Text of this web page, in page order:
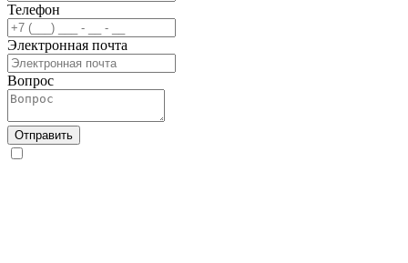
Телефон
Электронная почта
Вопрос
Отправить